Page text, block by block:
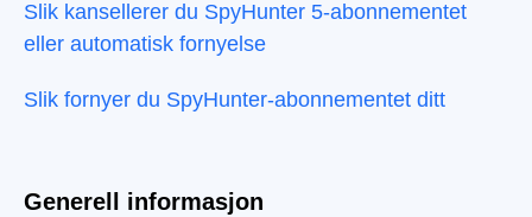
Slik kansellerer du SpyHunter 5-abonnementet
eller automatisk fornyelse
Slik fornyer du SpyHunter-abonnementet ditt
Generell informasjon